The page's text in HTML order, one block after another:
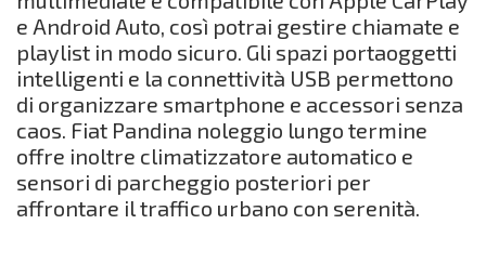
e Android Auto, così potrai gestire chiamate e
playlist in modo sicuro. Gli spazi portaoggetti
intelligenti e la connettività USB permettono
di organizzare smartphone e accessori senza
caos. Fiat Pandina noleggio lungo termine
offre inoltre climatizzatore automatico e
sensori di parcheggio posteriori per
affrontare il traffico urbano con serenità.